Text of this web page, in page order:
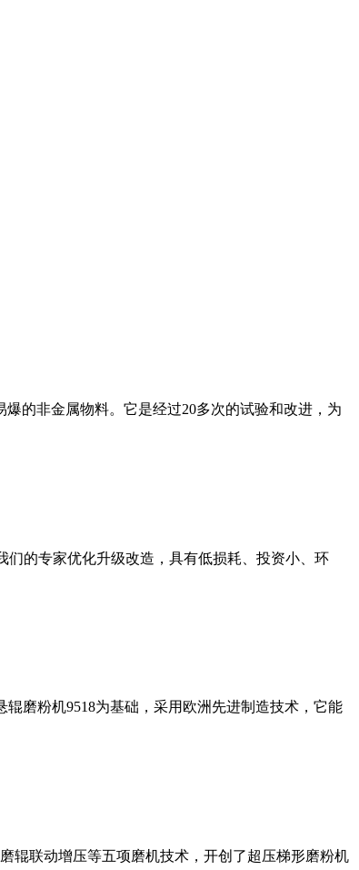
的非金属物料。它是经过20多次的试验和改进，为
的专家优化升级改造，具有低损耗、投资小、环
磨粉机9518为基础，采用欧洲先进制造技术，它能
辊联动增压等五项磨机技术，开创了超压梯形磨粉机